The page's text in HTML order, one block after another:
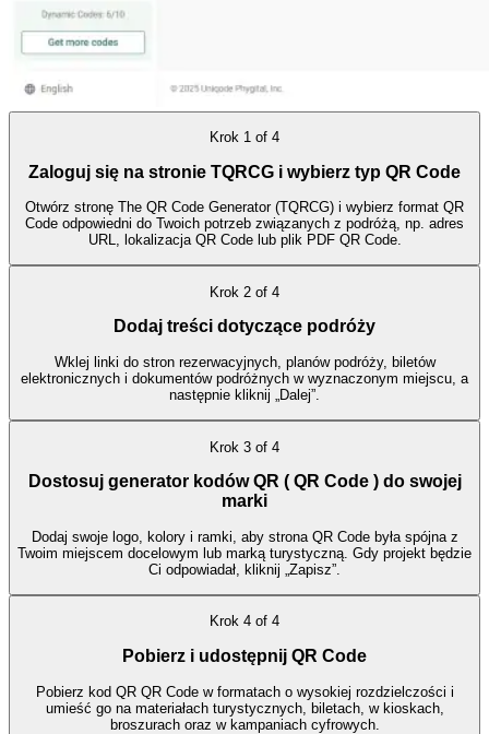
Krok 1 of 4
Zaloguj się na stronie TQRCG i wybierz typ QR Code
Otwórz stronę The QR Code Generator (TQRCG) i wybierz format QR
Code odpowiedni do Twoich potrzeb związanych z podróżą, np. adres
URL, lokalizacja QR Code lub plik PDF QR Code.
Krok 2 of 4
Dodaj treści dotyczące podróży
Wklej linki do stron rezerwacyjnych, planów podróży, biletów
elektronicznych i dokumentów podróżnych w wyznaczonym miejscu, a
następnie kliknij „Dalej”.
Krok 3 of 4
Dostosuj generator kodów QR ( QR Code ) do swojej
marki
Dodaj swoje logo, kolory i ramki, aby strona QR Code była spójna z
Twoim miejscem docelowym lub marką turystyczną. Gdy projekt będzie
Ci odpowiadał, kliknij „Zapisz”.
Krok 4 of 4
Pobierz i udostępnij QR Code
Pobierz kod QR QR Code w formatach o wysokiej rozdzielczości i
umieść go na materiałach turystycznych, biletach, w kioskach,
broszurach oraz w kampaniach cyfrowych.